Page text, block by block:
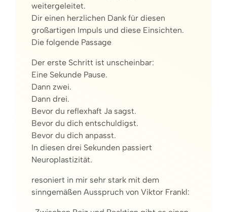
weitergeleitet.
Dir einen herzlichen Dank für diesen
großartigen Impuls und diese Einsichten.
Die folgende Passage
Der erste Schritt ist unscheinbar:
Eine Sekunde Pause.
Dann zwei.
Dann drei.
Bevor du reflexhaft Ja sagst.
Bevor du dich entschuldigst.
Bevor du dich anpasst.
In diesen drei Sekunden passiert
Neuroplastizität.
resoniert in mir sehr stark mit dem
sinngemäßen Ausspruch von Viktor Frankl: